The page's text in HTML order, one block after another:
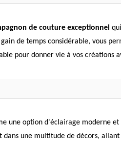
de couture exceptionnel
de temps considérable, vous
pour donner vie à vos créations
une option d'éclairage moderne
une multitude de décors,